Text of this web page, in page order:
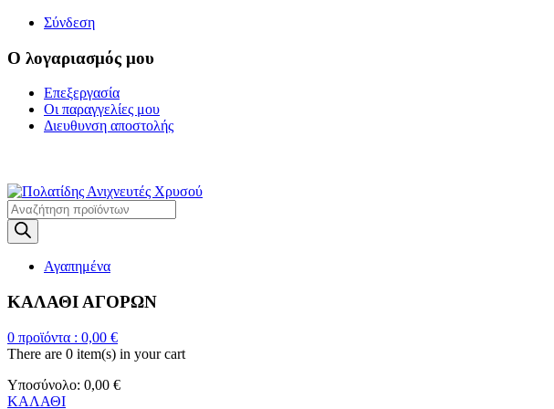
Σύνδεση
Ο λογαριασμός μου
Επεξεργασία
Οι παραγγελίες μου
Διευθυνση αποστολής
Products
search
Αγαπημένα
ΚΑΛΑΘΙ ΑΓΟΡΩΝ
0 προϊόντα : 0,00 €
There are 0 item(s) in your cart
Υποσύνολο: 0,00 €
ΚΑΛΑΘΙ